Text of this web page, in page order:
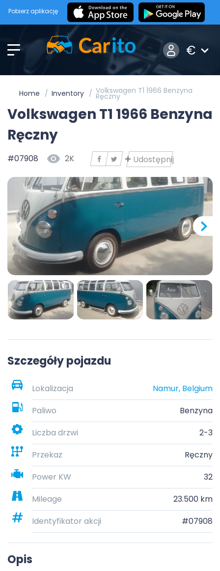
Pobierz aplikację
€
Home Inventory Volkswagen T1 1966 Benzyna
Ręczny
Volkswagen T1 1966 Benzyna
Ręczny
#07908 2K Udostępnij
Szczegóły pojazdu
Lokalizacja
Namur, Belgium
Paliwo
Benzyna
Liczba drzwi
2-3
Przekaz
Ręczny
Power KW
32
Mileage
23.500 km
Identyfikator akcji
#07908
Opis